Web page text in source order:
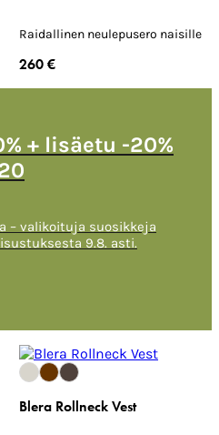
+ lisäetu -20%
– valikoituja suosikkeja
9.8. asti.
Raidallinen neulepusero naisille
260 €
Blera Rollneck Vest